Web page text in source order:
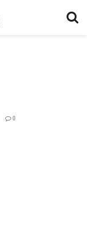
0